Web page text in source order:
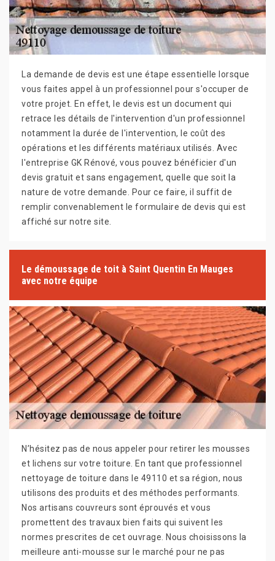
La demande de devis est une étape essentielle lorsque
vous faites appel à un professionnel pour s'occuper de
votre projet. En effet, le devis est un document qui
retrace les détails de l'intervention d'un professionnel
notamment la durée de l'intervention, le coût des
opérations et les différents matériaux utilisés. Avec
l'entreprise GK Rénové, vous pouvez bénéficier d'un
devis gratuit et sans engagement, quelle que soit la
nature de votre demande. Pour ce faire, il suffit de
remplir convenablement le formulaire de devis qui est
affiché sur notre site.
Le démoussage de toit à Saint Quentin En Mauges
avec notre équipe
N’hésitez pas de nous appeler pour retirer les mousses
et lichens sur votre toiture. En tant que professionnel
nettoyage de toiture dans le 49110 et sa région, nous
utilisons des produits et des méthodes performants.
Nos artisans couvreurs sont éprouvés et vous
promettent des travaux bien faits qui suivent les
normes prescrites de cet ouvrage. Nous choisissons la
meilleure anti-mousse sur le marché pour ne pas